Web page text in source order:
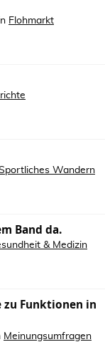
Flohmarkt
Wandern
Band da.
& Medizin
zu Funktionen in
Meinungsumfragen